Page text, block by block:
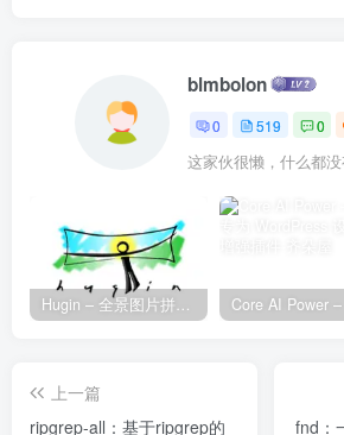
blmbolon
0 519 0
这家伙很懒，什么都
Hugin – 全景图片拼接工具
上一篇
ripgrep-all：基于ripgrep的
fnd：